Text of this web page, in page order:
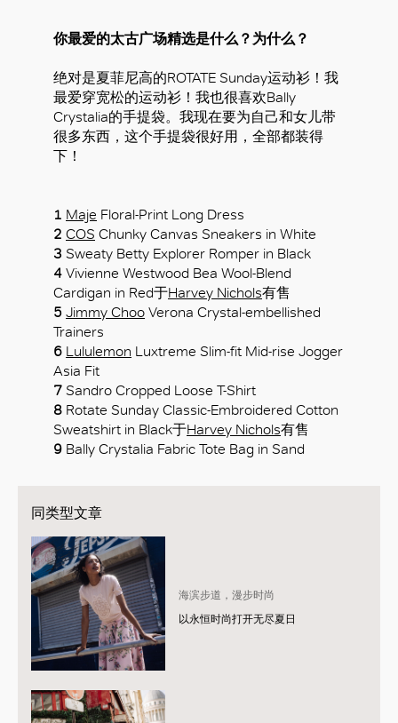
你最爱的太古广场精选是什么？为什么？
绝对是夏菲尼高的ROTATE Sunday运动衫！我
最爱穿宽松的运动衫！我也很喜欢Bally
Crystalia的手提袋。我现在要为自己和女儿带
很多东西，这个手提袋很好用，全部都装得
下！
1 Maje Floral-Print Long Dress
2 COS Chunky Canvas Sneakers in White
3 Sweaty Betty Explorer Romper in Black
4 Vivienne Westwood Bea Wool-Blend
Cardigan in Red于Harvey Nichols有售
5 Jimmy Choo Verona Crystal-embellished
Trainers
6 Lululemon Luxtreme Slim-fit Mid-rise Jogger
Asia Fit
7 Sandro Cropped Loose T-Shirt
8 Rotate Sunday Classic-Embroidered Cotton
Sweatshirt in Black于Harvey Nichols有售
9 Bally Crystalia Fabric Tote Bag in Sand
同类型文章
海滨步道，漫步时尚
以永恒时尚打开无尽夏日